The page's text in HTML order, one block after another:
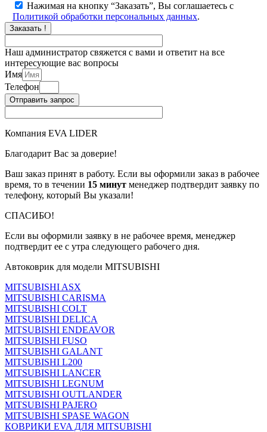
Нажимая на кнопку “Заказать”, Вы соглашаетесь с
Политикой обработки персональных данных.
Заказать !
Наш администратор свяжется с вами и ответит на все
интересующие вас вопросы
Имя
Телефон
Отправить запрос
Компания EVA LIDER
Благодарит Вас за доверие!
Ваш заказ принят в работу. Если вы оформили заказ в рабочее
время, то в течении 15 минут менеджер подтвердит заявку по
телефону, который Вы указали!
СПАСИБО!
Если вы оформили заявку в не рабочее время, менеджер
подтвердит ее с утра следующего рабочего дня.
Автоковрик для модели MITSUBISHI
MITSUBISHI ASX
MITSUBISHI CARISMA
MITSUBISHI COLT
MITSUBISHI DELICA
MITSUBISHI ENDEAVOR
MITSUBISHI FUSO
MITSUBISHI GALANT
MITSUBISHI L200
MITSUBISHI LANCER
MITSUBISHI LEGNUM
MITSUBISHI OUTLANDER
MITSUBISHI PAJERO
MITSUBISHI SPASE WAGON
КОВРИКИ EVA ДЛЯ MITSUBISHI